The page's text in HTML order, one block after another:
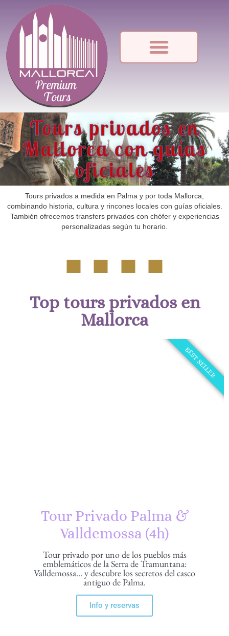
Tours privados en
Mallorca con guías
oficiales
Tours privados a medida en Palma y por toda Mallorca,
combinando historia, cultura y rincones locales con guías oficiales.
También ofrecemos transfers privados con chófer y experiencias
personalizadas según tu horario.
Top tours privados en
Mallorca
Tour Privado Palma &
Valldemossa (4h)
Tour privado por uno de los pueblos más
emblemáticos de la Serra de Tramuntana:
Valldemossa... y descubre los secretos del casco
antiguo de Palma.
Info y reservas
BEST SELLER